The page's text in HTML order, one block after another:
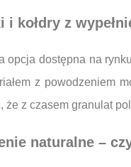
i kołdry z
opcja dostępna na
z powodzeniem
że z czasem granulat
naturalne –